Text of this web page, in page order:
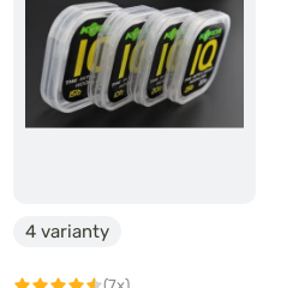
4 varianty